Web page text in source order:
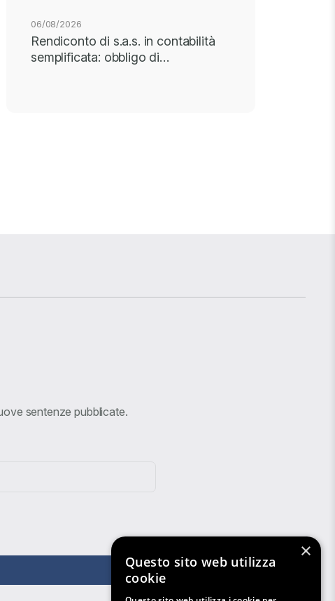
06/08/2026
Rendiconto di s.a.s. in contabilità
semplificata: obbligo di…
sentenze pubblicate.
×
Questo sito web utilizza
cookie